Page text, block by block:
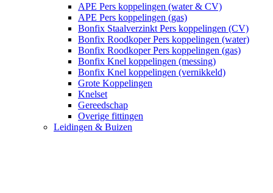
APE Pers koppelingen (water & CV)
APE Pers koppelingen (gas)
Bonfix Staalverzinkt Pers koppelingen (CV)
Bonfix Roodkoper Pers koppelingen (water)
Bonfix Roodkoper Pers koppelingen (gas)
Bonfix Knel koppelingen (messing)
Bonfix Knel koppelingen (vernikkeld)
Grote Koppelingen
Knelset
Gereedschap
Overige fittingen
Leidingen & Buizen